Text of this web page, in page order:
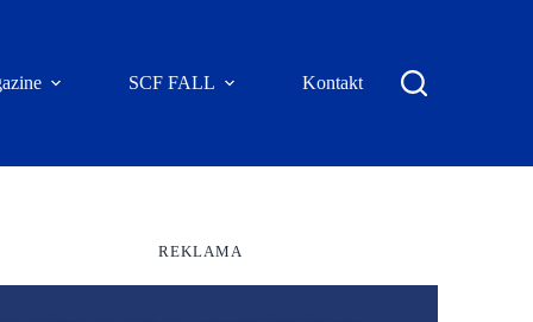
SCF FALL Kontakt
REKLAMA